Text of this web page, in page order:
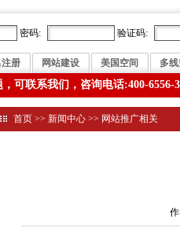
密码: 验证码:
册 网站建设 美国空间 多
可联系我们，咨询电话:400-6556-
首页 >>新闻中心 >> 网站推广相关